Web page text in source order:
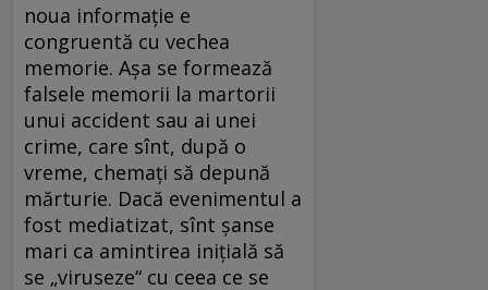
noua informaţie e
congruentă cu vechea
memorie. Aşa se formează
falsele memorii la martorii
unui accident sau ai unei
crime, care sînt, după o
vreme, chemaţi să depună
mărturie. Dacă evenimentul a
fost mediatizat, sînt şanse
mari ca amintirea iniţială să
se „viruseze“ cu ceea ce se